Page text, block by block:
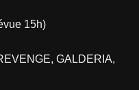
15h)
GALDERIA,